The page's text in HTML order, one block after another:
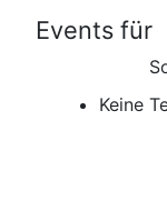
Events für
Keine